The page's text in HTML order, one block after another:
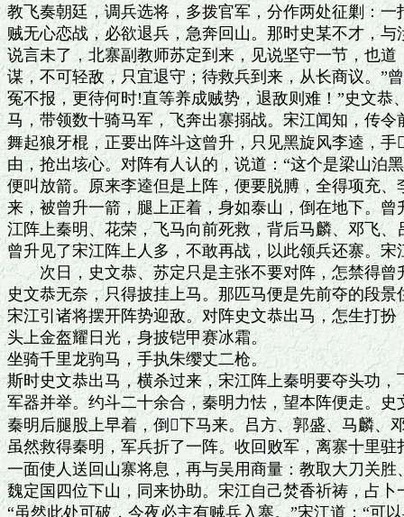
教飞奏朝廷，调兵选将，多拨官军，分作两处征剿：
贼无心恋战，必欲退兵，急奔回山。那时史某不才，与
说言未了，北寨副教师苏定到来，见说坚守一节，也道
谋，不可轻敌，只宜退守；待救兵到来，从长商议。”
冤不报，更待何时!直等养成贼势，退敌则难！”史文恭
马，带领数十骑马军，飞奔出寨搦战。宋江闻知，传
舞起狼牙棍，正要出阵斗这曾升，只见黑旋风李逵，
由，抢出垓心。对阵有人认的，说道：“这个是梁山泊
便叫放箭。原来李逵但是上阵，便要脱膊，全得项充
来，被曾升一箭，腿上正着，身如泰山，倒在地下。
江阵上秦明、花荣，飞马向前死救，背后马麟、邓飞
曾升见了宋江阵上人多，不敢再战，以此领兵还寨。宋
次日，史文恭、苏定只是主张不要对阵，怎禁得曾
史文恭无奈，只得披挂上马。那匹马便是先前夺的段
宋江引诸将摆开阵势迎敌。对阵史文恭出马，怎生打扮
头上金盔耀日光，身披铠甲赛冰霜。
坐骑千里龙驹马，手执朱缨丈二枪。
斯时史文恭出马，横杀过来，宋江阵上秦明要夺头功
军器并举。约斗二十余合，秦明力怯，望本阵便走。
秦明后腿股上早着，倒下马来。吕方、郭盛、马麟、
虽然救得秦明，军兵折了一阵。收回败军，离寨十里
一面使人送回山寨将息，再与吴用商量：教取大刀关
魏定国四位下山，同来协助。宋江自己焚香祈祷，占
“虽然此处可破，今夜必主有贼兵入寨。”宋江道：“可